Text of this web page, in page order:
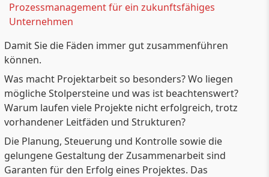
Loading
Prozessmanagement für ein zukunftsfähiges
Unternehmen
Damit Sie die Fäden immer gut zusammenführen
können.
Was macht Projektarbeit so besonders? Wo liegen
mögliche Stolpersteine und was ist beachtenswert?
Warum laufen viele Projekte nicht erfolgreich, trotz
vorhandener Leitfäden und Strukturen?
Die Planung, Steuerung und Kontrolle sowie die
gelungene Gestaltung der Zusammenarbeit sind
Garanten für den Erfolg eines Projektes. Das